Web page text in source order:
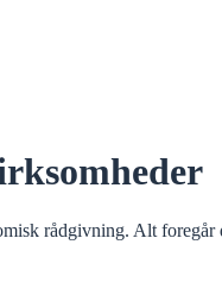
rådgivning. Alt